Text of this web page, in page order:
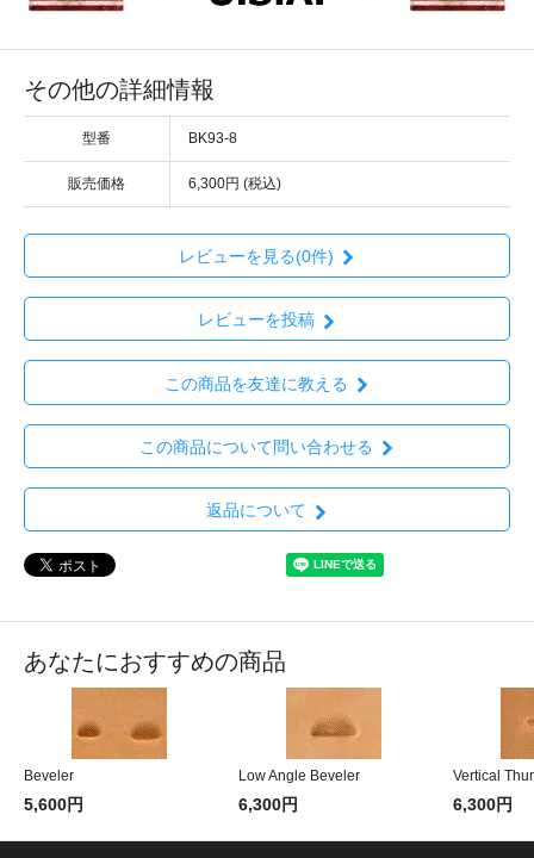
その他の詳細情報
型番 BK93-8
販売価格 6,300円 (税込)
レビューを見る(0件)
レビューを投稿
この商品を友達に教える
この商品について問い合わせる
返品について
あなたにおすすめの商品
Beveler
5,600円
Low Angle Beveler
6,300円
Vertical
6,300円